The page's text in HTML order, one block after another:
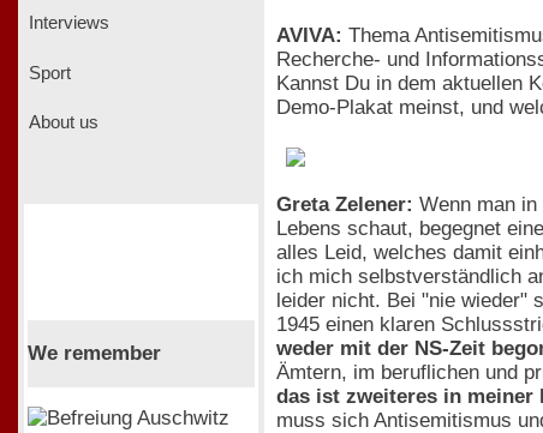
Interviews
Sport
About us
We remember
AVIVA: Thema
Recherche- und
Kannst Du in dem aktuellen
Demo-Plakat meinst, und
Greta Zelener: Wenn man
Lebens schaut, begegnet
alles Leid, welches damit
ich mich selbstverständlich
leider nicht. Bei "nie wieder"
1945 einen klaren
weder mit der NS-Zeit
Ämtern, im beruflichen und
das ist zweiteres in
muss sich Antisemitismus